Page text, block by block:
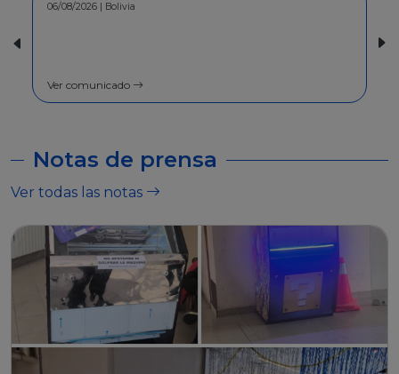
30/07/2026 | Bolivia
Ver comunicado
Notas de prensa
Ver todas las notas